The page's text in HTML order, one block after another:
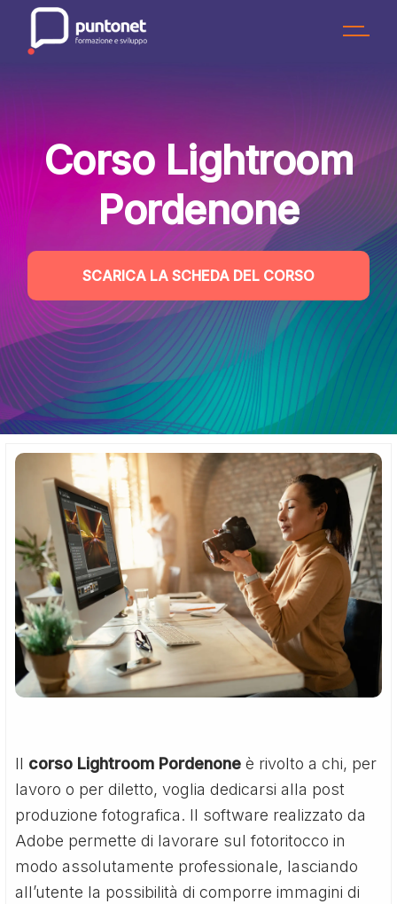
content
Corso Lightroom
Pordenone
SCARICA LA SCHEDA DEL CORSO
Il corso Lightroom Pordenone è rivolto a chi, per
lavoro o per diletto, voglia dedicarsi alla post
produzione fotografica. Il software realizzato da
Adobe permette di lavorare sul fotoritocco in
modo assolutamente professionale, lasciando
all’utente la possibilità di comporre immagini di